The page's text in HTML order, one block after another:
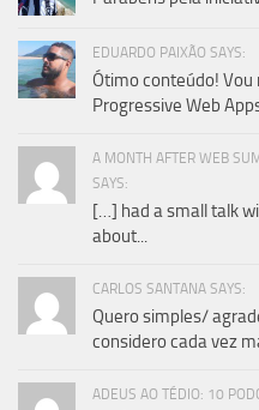
EDUARDO PAIXÃO SAYS:
Ótimo conteúdo!
Progressive Web
A MONTH AFTER WEB
SAYS:
[…] had a small talk
about...
CARLOS SANTANA SAYS:
Quero simples/
considero cada vez
ADEUS AO TÉDIO: 10